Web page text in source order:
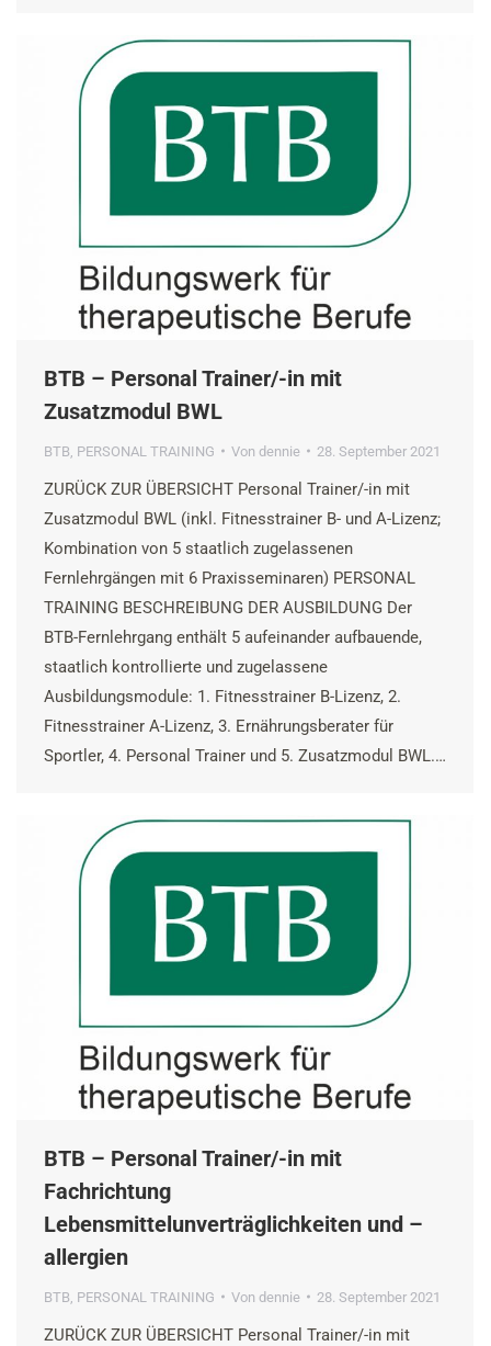
BTB – Personal Trainer/-in mit
Zusatzmodul BWL
BTB PERSONAL TRAINING Von dennie 28. September 2021
ZURÜCK ZUR ÜBERSICHT Personal Trainer/-in mit
Zusatzmodul BWL (inkl. Fitnesstrainer B- und A-Lizenz;
Kombination von 5 staatlich zugelassenen
Fernlehrgängen mit 6 Praxisseminaren) PERSONAL
TRAINING BESCHREIBUNG DER AUSBILDUNG Der
BTB-Fernlehrgang enthält 5 aufeinander aufbauende,
staatlich kontrollierte und zugelassene
Ausbildungsmodule: 1. Fitnesstrainer B-Lizenz, 2.
Fitnesstrainer A-Lizenz, 3. Ernährungsberater für
Sportler, 4. Personal Trainer und 5. Zusatzmodul BWL.…
BTB – Personal Trainer/-in mit
Fachrichtung
Lebensmittelunverträglichkeiten und –
allergien
BTB PERSONAL TRAINING Von dennie 28. September 2021
ZURÜCK ZUR ÜBERSICHT Personal Trainer/-in mit